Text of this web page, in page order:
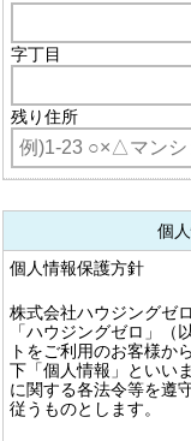
字丁目
残り住所
個
個人情報保護方針
株式会社ハウジングゼ
「ハウジングゼロ」（
トをご利用のお客様か
下「個人情報」といい
に関する各法令等を遵
従うものとします。